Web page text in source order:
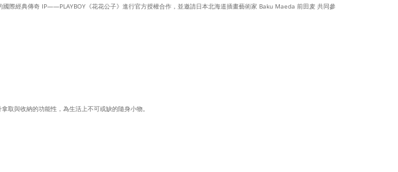
際經典傳奇 IP——PLAYBOY《花花公子》進行官方授權合作，並邀請日本北海道插畫藝術家 Baku Maeda 前田麦 共同參
取與收納的功能性，為生活上不可或缺的隨身小物。